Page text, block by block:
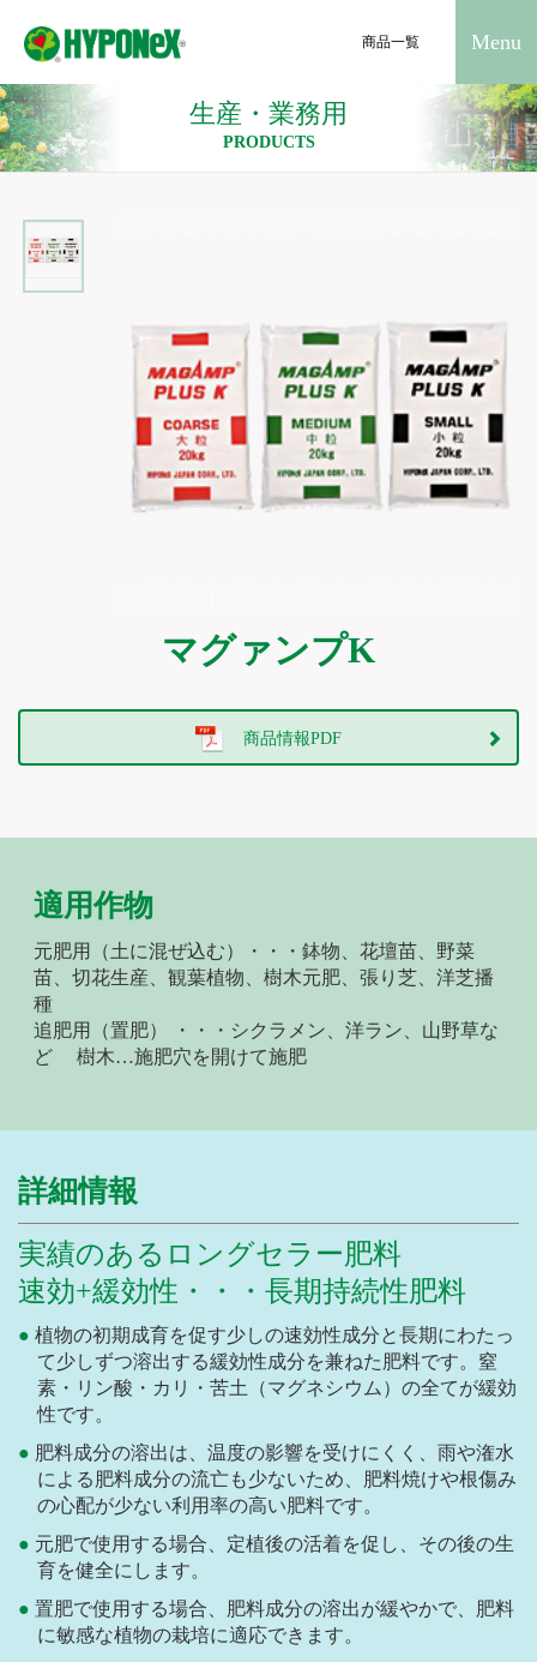
商品一覧 Menu
生産・業務用
PRODUCTS
マグァンプK
商品情報PDF
適用作物
元肥用（土に混ぜ込む）・・・鉢物、花壇苗、野菜
苗、切花生産、観葉植物、樹木元肥、張り芝、洋芝播
種
追肥用（置肥） ・・・シクラメン、洋ラン、山野草な
ど 樹木…施肥穴を開けて施肥
詳細情報
実績のあるロングセラー肥料
速効+緩効性・・・長期持続性肥料
植物の初期成育を促す少しの速効性成分と長期にわたっ
て少しずつ溶出する緩効性成分を兼ねた肥料です。窒
素・リン酸・カリ・苦土（マグネシウム）の全てが緩効
性です。
肥料成分の溶出は、温度の影響を受けにくく、雨や潅水
による肥料成分の流亡も少ないため、肥料焼けや根傷み
の心配が少ない利用率の高い肥料です。
元肥で使用する場合、定植後の活着を促し、その後の生
育を健全にします。
置肥で使用する場合、肥料成分の溶出が緩やかで、肥料
に敏感な植物の栽培に適応できます。